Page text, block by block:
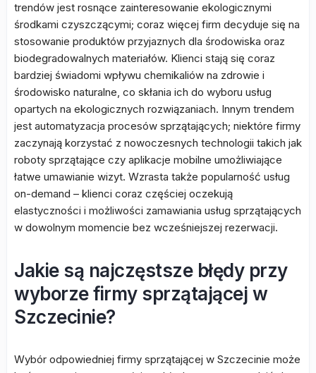
trendów jest rosnące zainteresowanie ekologicznymi
środkami czyszczącymi; coraz więcej firm decyduje się na
stosowanie produktów przyjaznych dla środowiska oraz
biodegradowalnych materiałów. Klienci stają się coraz
bardziej świadomi wpływu chemikaliów na zdrowie i
środowisko naturalne, co skłania ich do wyboru usług
opartych na ekologicznych rozwiązaniach. Innym trendem
jest automatyzacja procesów sprzątających; niektóre firmy
zaczynają korzystać z nowoczesnych technologii takich jak
roboty sprzątające czy aplikacje mobilne umożliwiające
łatwe umawianie wizyt. Wzrasta także popularność usług
on-demand – klienci coraz częściej oczekują
elastyczności i możliwości zamawiania usług sprzątających
w dowolnym momencie bez wcześniejszej rezerwacji.
Jakie są najczęstsze błędy przy
wyborze firmy sprzątającej w
Szczecinie?
Wybór odpowiedniej firmy sprzątającej w Szczecinie może